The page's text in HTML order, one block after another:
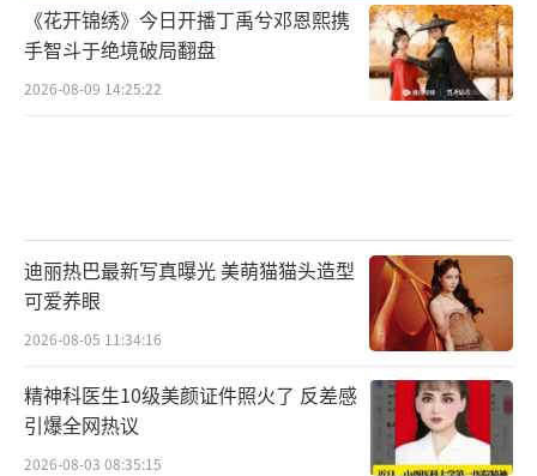
《花开锦绣》今日开播丁禹兮邓恩熙携
手智斗于绝境破局翻盘
2026-08-09 14:25:22
迪丽热巴最新写真曝光 美萌猫猫头造型
可爱养眼
2026-08-05 11:34:16
精神科医生10级美颜证件照火了 反差感
引爆全网热议
2026-08-03 08:35:15